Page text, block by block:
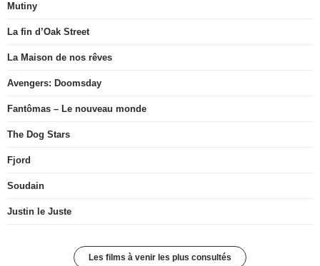
Mutiny
La fin d’Oak Street
La Maison de nos rêves
Avengers: Doomsday
Fantômas – Le nouveau monde
The Dog Stars
Fjord
Soudain
Justin le Juste
Les films à venir les plus consultés